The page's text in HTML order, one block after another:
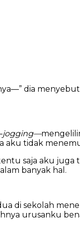
dia
jogging—
aku tidak
saja aku
banyak hal.
di sekolah
urusanku